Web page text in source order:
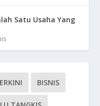
Satu Usaha Yang
BISNIS